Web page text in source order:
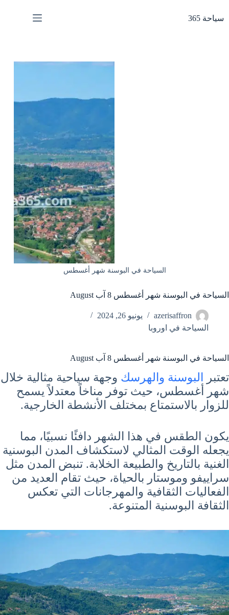
المحتوى
سياحة 365
السياحة في البوسنة شهر أغسطس
السياحة في البوسنة شهر أغسطس 8 آب August
azerisaffron
يونيو 26, 2024
السياحة في اوروبا
السياحة في البوسنة شهر أغسطس 8 آب August
تعتبر البوسنة والهرسك وجهة سياحية مثالية خلال
شهر أغسطس، حيث توفر مناخاً معتدلاً يسمح
للزوار بالاستمتاع بمختلف الأنشطة الخارجية.
يكون الطقس في هذا الشهر دافئًا نسبيًا، مما
يجعله الوقت المثالي لاستكشاف المدن البوسنية
الغنية بالتاريخ والطبيعة الخلابة. تنبض المدن مثل
سراييفو وموستار بالحياة، حيث تقام العديد من
الفعاليات الثقافية والمهرجانات التي تعكس
الثقافة البوسنية المتنوعة.